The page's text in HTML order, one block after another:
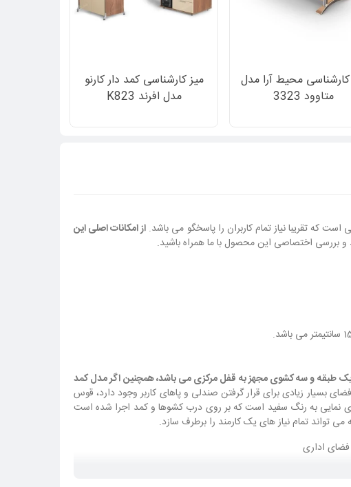
کارشناسی محیط آرا مدل
متاوود 3323
میز کارشناسی کمد دار کارنو
مدل افرند K823
که تقریبا نیاز تمام کاربران را پاسخگو می باشد. از امکانات اصلی این
و بررسی اختصاصی این محصول با ما همراه باشید.
یک طبقه و سه کشوی مجهز به قفل مرکزی می باشد، همچنین اگر مدل کمد
بسیار زیادی برای قرار گرفتن صندلی و پاهای کاربر وجود دارد، قوس
نمایی به رنگ سفید است که بر روی درب کشوها و کمد اجرا شده است
تواند تمام نیاز های یک کارمند را برطرف سازد.